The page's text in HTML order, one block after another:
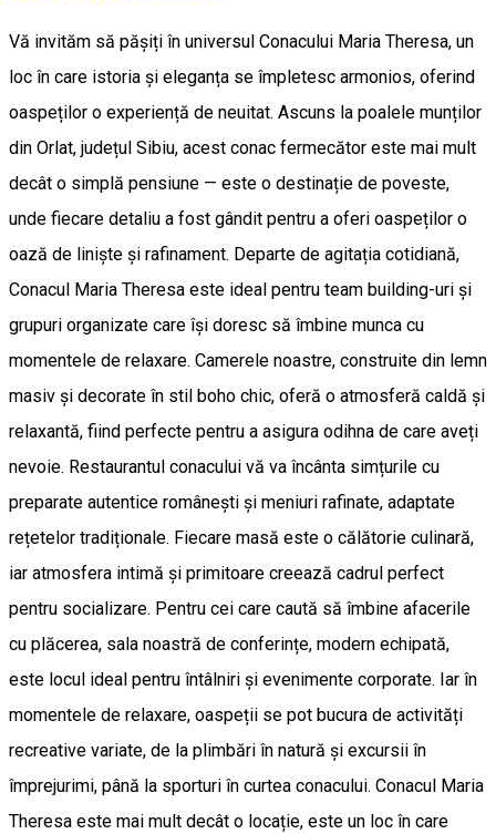
Vă invităm să pășiți în universul Conacului Maria Theresa, un
loc în care istoria și eleganța se împletesc armonios, oferind
oaspeților o experiență de neuitat. Ascuns la poalele munților
din Orlat, județul Sibiu, acest conac fermecător este mai mult
decât o simplă pensiune — este o destinație de poveste,
unde fiecare detaliu a fost gândit pentru a oferi oaspeților o
oază de liniște și rafinament. Departe de agitația cotidiană,
Conacul Maria Theresa este ideal pentru team building-uri și
grupuri organizate care își doresc să îmbine munca cu
momentele de relaxare. Camerele noastre, construite din lemn
masiv și decorate în stil boho chic, oferă o atmosferă caldă și
relaxantă, fiind perfecte pentru a asigura odihna de care aveți
nevoie. Restaurantul conacului vă va încânta simțurile cu
preparate autentice românești și meniuri rafinate, adaptate
rețetelor tradiționale. Fiecare masă este o călătorie culinară,
iar atmosfera intimă și primitoare creează cadrul perfect
pentru socializare. Pentru cei care caută să îmbine afacerile
cu plăcerea, sala noastră de conferințe, modern echipată,
este locul ideal pentru întâlniri și evenimente corporate. Iar în
momentele de relaxare, oaspeții se pot bucura de activități
recreative variate, de la plimbări în natură și excursii în
împrejurimi, până la sporturi în curtea conacului. Conacul Maria
Theresa este mai mult decât o locație, este un loc în care